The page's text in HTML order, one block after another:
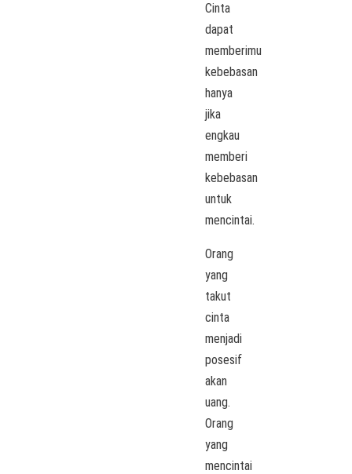
Cinta
dapat
memberimu
kebebasan
hanya
jika
engkau
memberi
kebebasan
untuk
mencintai.
Orang
yang
takut
cinta
menjadi
posesif
akan
uang.
Orang
yang
mencintai